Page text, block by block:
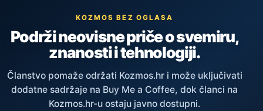
KOZMOS BEZ OGLASA
Podrži neovisne priče o svemiru,
znanosti i tehnologiji.
Članstvo pomaže održati Kozmos.hr i može uključivati
dodatne sadržaje na Buy Me a Coffee, dok članci na
Kozmos.hr-u ostaju javno dostupni.